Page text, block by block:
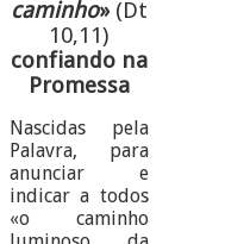
caminho»(Dt
10,11)
confiando na
Promessa
Nascidas pela
Palavra, para
anunciar e
indicar a todos
«o caminho